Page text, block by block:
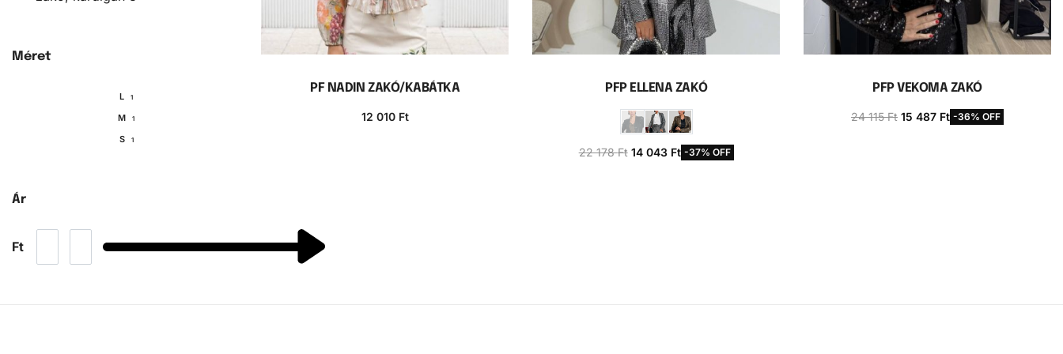
Méret
L 1
M 1
S 1
Ár
Ft
PF NADIN ZAKÓ/KABÁTKA
12 010 Ft
PFP ELLENA ZAKÓ
22 178Ft 14 043 Ft -37% OFF
PFP VEKOMA ZAKÓ
24 115Ft 15 487 Ft -36% OFF